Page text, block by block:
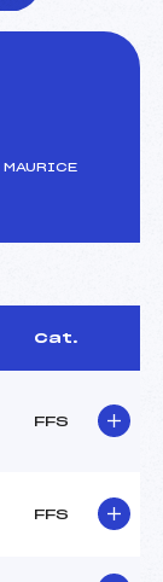
MAURICE
Cat.
FFS
FFS